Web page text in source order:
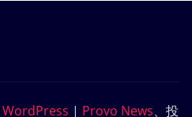
WordPress | Provo News、投